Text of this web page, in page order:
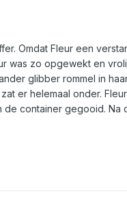
Omdat Fleur een
zo opgewekt en
glibber rommel in
er helemaal onder.
container gegooid.